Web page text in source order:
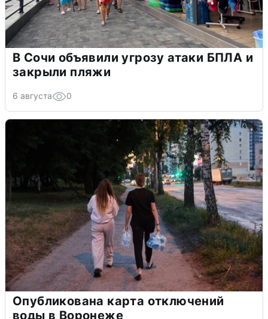
В Сочи объявили угрозу атаки БПЛА и
закрыли пляжи
6 августа 0
Опубликована карта отключений
воды в Воронеже